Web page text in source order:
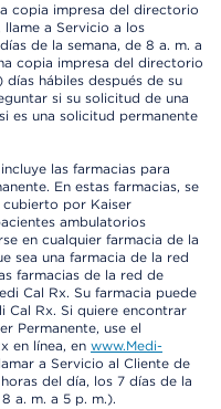
copia impresa del directorio
a Servicio a los
de la semana, de 8 a. m. a
copia impresa del directorio
hábiles después de su
si su solicitud de una
es una solicitud permanente
las farmacias para
En estas farmacias, se
cubierto por Kaiser
ambulatorios
en cualquier farmacia de la
sea una farmacia de la red
farmacias de la red de
Cal Rx. Su farmacia puede
Cal Rx. Si quiere encontrar
Permanente, use el
en línea, en www.Medi-
a Servicio al Cliente de
del día, los 7 días de la
a. m. a 5 p. m.).